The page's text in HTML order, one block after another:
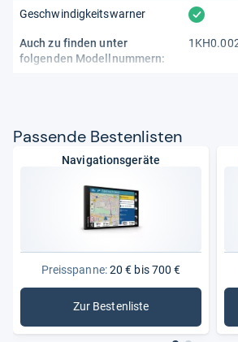
Geschwindigkeitswarner vorhanden
Auch zu finden unter
folgenden Modellnummern:
Pas­sende Bes­ten­lis­ten
Navigationsgeräte
Preisspanne:20 € bis 700 €
Zur Bestenliste: Navigationsgeräte